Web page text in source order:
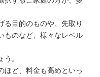
る目的のものや、先取り
ものなど、様々なレベル
。
ほど、料金も高めといっ